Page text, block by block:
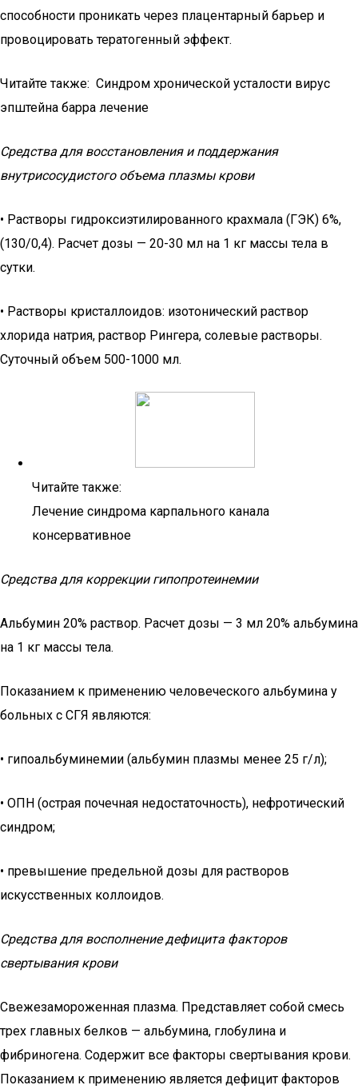
способности проникать через плацентарный барьер и
провоцировать тератогенный эффект.
Читайте также: Синдром хронической усталости вирус
эпштейна барра лечение
Средства для восстановления и поддержания
внутрисосудистого объема плазмы крови
• Растворы гидроксиэтилированного крахмала (ГЭК) 6%,
(130/0,4). Расчет дозы — 20-30 мл на 1 кг массы тела в
сутки.
• Растворы кристаллоидов: изотонический раствор
хлорида натрия, раствор Рингера, солевые растворы.
Суточный объем 500-1000 мл.
Читайте также:
Лечение синдрома карпального канала
консервативное
Средства для коррекции гипопротеинемии
Альбумин 20% раствор. Расчет дозы — 3 мл 20% альбумина
на 1 кг массы тела.
Показанием к применению человеческого альбумина у
больных с СГЯ являются:
• гипоальбуминемии (альбумин плазмы менее 25 г/л);
• ОПН (острая почечная недостаточность), нефротический
синдром;
• превышение предельной дозы для растворов
искусственных коллоидов.
Средства для восполнение дефицита факторов
свертывания крови
Свежезамороженная плазма. Представляет собой смесь
трех главных белков — альбумина, глобулина и
фибриногена. Содержит все факторы свертывания крови.
Показанием к применению является дефицит факторов